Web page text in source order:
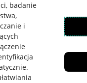
badanie
i
.